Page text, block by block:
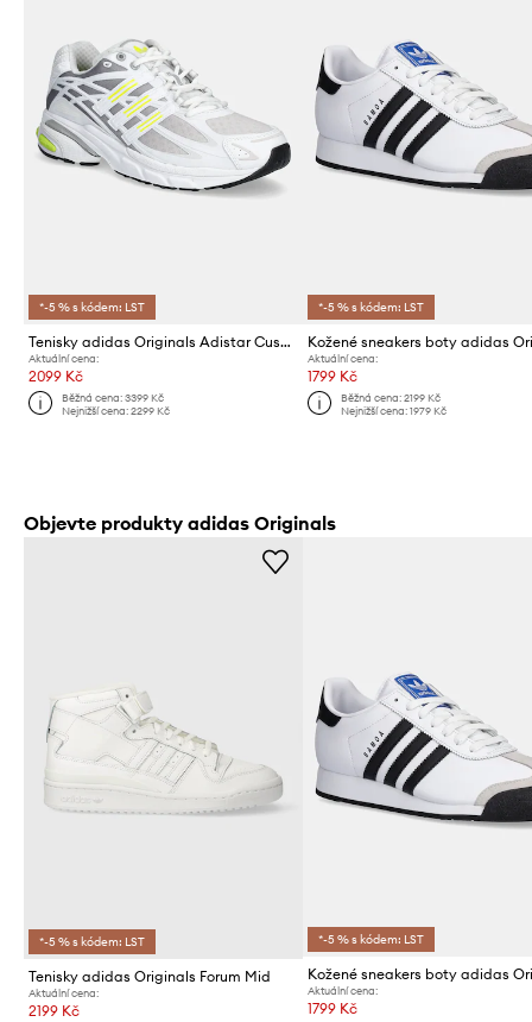
*-5 % s kódem: LST
Tenisky adidas Originals Adistar Cushion
Aktuální cena:
2099 Kč
Běžná cena:3399 Kč
Nejnižší cena:2299 Kč
*-5 % s kódem: LST
Aktuální cena:
1799 Kč
Běžná cena: 2199 Kč
Nejnižší cena: 1979 Kč
Objevte produkty adidas Originals
*-5 % s kódem: LST
Tenisky adidas Originals Forum Mid
Aktuální cena:
2199 Kč
*-5 % s kódem: LST
Aktuální cena:
1799 Kč